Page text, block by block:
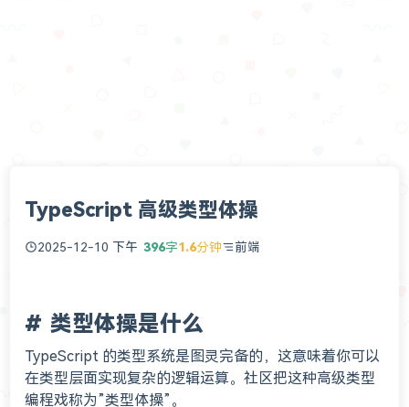
TypeScript 高级类型体操
2025-12-10 下午 396字1.6分钟 前端
类型体操是什么
TypeScript 的类型系统是图灵完备的，这意味着你可以
在类型层面实现复杂的逻辑运算。社区把这种高级类型
编程戏称为”类型体操”。